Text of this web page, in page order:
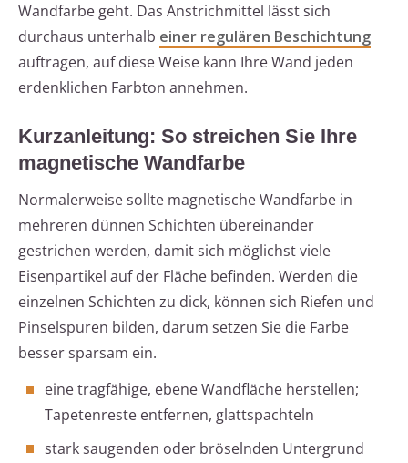
Wandfarbe geht. Das Anstrichmittel lässt sich
durchaus unterhalb einer regulären Beschichtung
auftragen, auf diese Weise kann Ihre Wand jeden
erdenklichen Farbton annehmen.
Kurzanleitung: So streichen Sie Ihre
magnetische Wandfarbe
Normalerweise sollte magnetische Wandfarbe in
mehreren dünnen Schichten übereinander
gestrichen werden, damit sich möglichst viele
Eisenpartikel auf der Fläche befinden. Werden die
einzelnen Schichten zu dick, können sich Riefen und
Pinselspuren bilden, darum setzen Sie die Farbe
besser sparsam ein.
eine tragfähige, ebene Wandfläche herstellen;
Tapetenreste entfernen, glattspachteln
stark saugenden oder bröselnden Untergrund